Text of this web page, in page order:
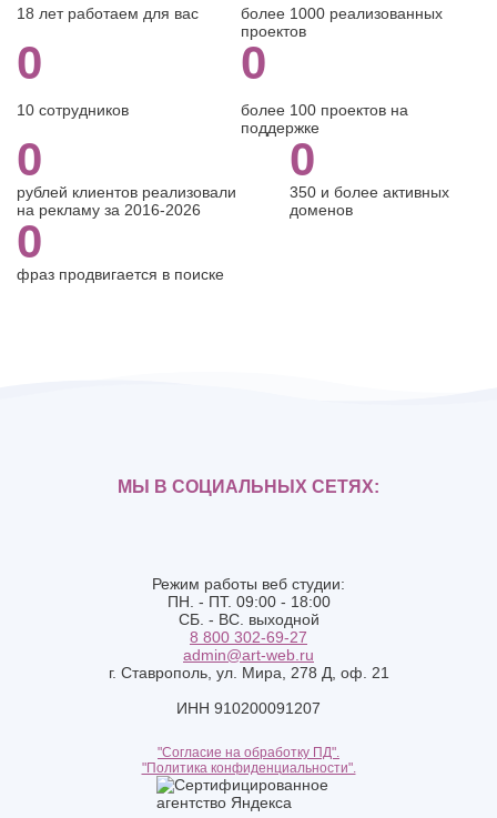
18 лет работаем для вас
более 1000 реализованных
проектов
0
10 сотрудников
0
более 100 проектов на
поддержке
0
350 и более активных
доменов
0
рублей клиентов реализовали
на рекламу за 2016-2026
0
фраз продвигается в поиске
Режим работы веб студии:
ПН. - ПТ. 09:00 - 18:00
СБ. - ВС. выходной
8 800 302-69-27
admin@art-web.ru
г. Ставрополь, ул. Мира, 278 Д, оф. 21
ИНН 910200091207
"Согласие на обработку ПД".
"Политика конфиденциальности".
МЫ В СОЦИАЛЬНЫХ СЕТЯХ: